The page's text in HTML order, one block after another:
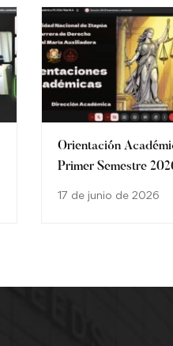
Orientación
Primer Semestre
17 de junio de 2026